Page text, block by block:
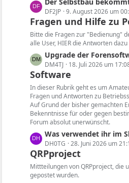
g
e
t
r
ä
g
e
B
e
i
t
ä
g
e
e
t
z
t
e
B
e
i
t
r
ä
g
e
DF2JP 9. August 2026 um
Fragen und Hilfe zu
Bitte die Fragen zur "Bedienung"
alle User, HIER die Antworten
L
e
t
z
t
e
B
e
i
t
r
ä
g
Upgrade der
DM4TJ 18. Juli 2026 um
Software
In dieser Rubrik geht es um
Fragen und Antworten zu
Auf Grund der bisher gemachten
Bekenntnisse für oder gegen
Forum absolut unerwünscht.
L
e
t
z
t
Was verwendet ihr im Shack
DH0TG 28. Juni 2026 um
QRPproject
Mittteilungen von QRPproject, die
gepostet wurden.